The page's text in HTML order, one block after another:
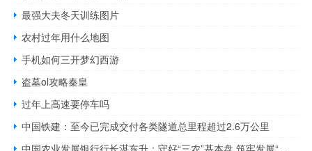
最强大夫冬天训练图片
农村过年用什么地图
手机如何三开梦幻西游
盗墓ol攻略秦皇
过年上高速要停车吗
中国铁建：至今已完成交付各类隧道总里程超过2.6万公里
中国农业发展银行行长湛东升：守好“三农”基本盘 筑牢发展“压舱石”